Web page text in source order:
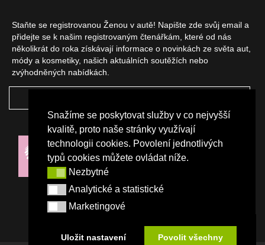
Snažíme se poskytovat služby v co nejvyšší
kvalitě, proto naše stránky využívají
technologii cookies. Povolení jednotlivých
typů cookies můžete ovládat níže.
NezbytnéNezbytné
Analytické a statistické
Analytické a statistické
Marketingové
Marketingové
Uložit nastavení Povolit všechny
Staňte se registrovanou Ženou v autě! Napište zde svůj email a
přidejte se k našim registrovaným čtenářkám, které od nás
několikrát do roka získávají informace o novinkách ze světa aut,
módy a kosmetiky, našich aktuálních soutěžích nebo
zvýhodněných nabídkách.
NAŠI PARTNEŘI